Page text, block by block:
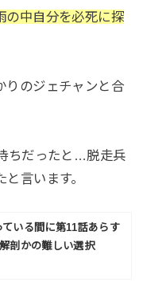
の中自分を必死に探
りのジェチャンと合
ちだったと…脱走兵
言います。
ている間に第11話あらす
剖かの難しい選択